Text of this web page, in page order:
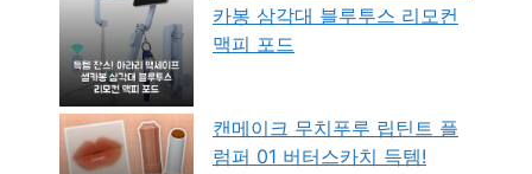
카봉 삼각대 블루투스 리모컨
맥피 포드
캔메이크 무치푸루 립틴트 플
럼퍼 01 버터스카치 득템!